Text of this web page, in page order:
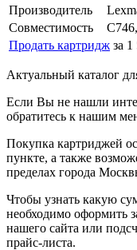
Производитель
Совместимость
Продать картридж за
Актуальный каталог
Если Вы не нашли
обратитесь к нашим
Покупка картриджей
пункте, а также
пределах города
Чтобы узнать какую
необходимо оформить
нашего сайта или
прайс-листа.